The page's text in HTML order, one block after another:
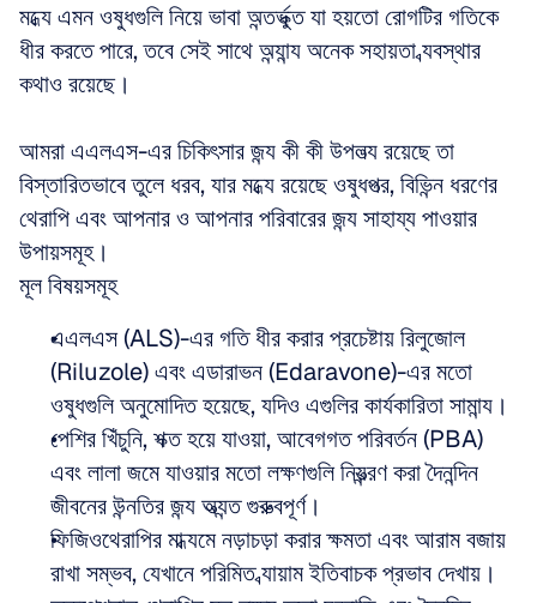
মধ্যে এমন ওষুধগুলি নিয়ে ভাবা অন্তর্ভুক্ত যা হয়তো রোগটির গতিকে
ধীর করতে পারে, তবে সেই সাথে অন্যান্য অনেক সহায়তা ব্যবস্থার
কথাও রয়েছে।
আমরা এএলএস-এর চিকিৎসার জন্য কী কী উপলভ্য রয়েছে তা
বিস্তারিতভাবে তুলে ধরব, যার মধ্যে রয়েছে ওষুধপত্র, বিভিন্ন ধরণের
থেরাপি এবং আপনার ও আপনার পরিবারের জন্য সাহায্য পাওয়ার
উপায়সমূহ।
মূল বিষয়সমূহ
এএলএস (ALS)-এর গতি ধীর করার প্রচেষ্টায় রিলুজোল
(Riluzole) এবং এডারাভন (Edaravone)-এর মতো
ওষুধগুলি অনুমোদিত হয়েছে, যদিও এগুলির কার্যকারিতা সামান্য।
পেশির খিঁচুনি, শক্ত হয়ে যাওয়া, আবেগগত পরিবর্তন (PBA)
এবং লালা জমে যাওয়ার মতো লক্ষণগুলি নিয়ন্ত্রণ করা দৈনন্দিন
জীবনের উন্নতির জন্য অত্যন্ত গুরুত্বপূর্ণ।
ফিজিওথেরাপির মাধ্যমে নড়াচড়া করার ক্ষমতা এবং আরাম বজায়
রাখা সম্ভব, যেখানে পরিমিত ব্যায়াম ইতিবাচক প্রভাব দেখায়।